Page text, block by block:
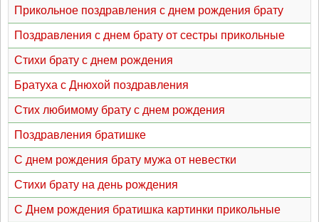
Прикольное поздравления с днем рождения брату
Поздравления с днем брату от сестры прикольные
Стихи брату с днем рождения
Братуха с Днюхой поздравления
Стих любимому брату с днем рождения
Поздравления братишке
С днем рождения брату мужа от невестки
Стихи брату на день рождения
С Днем рождения братишка картинки прикольные